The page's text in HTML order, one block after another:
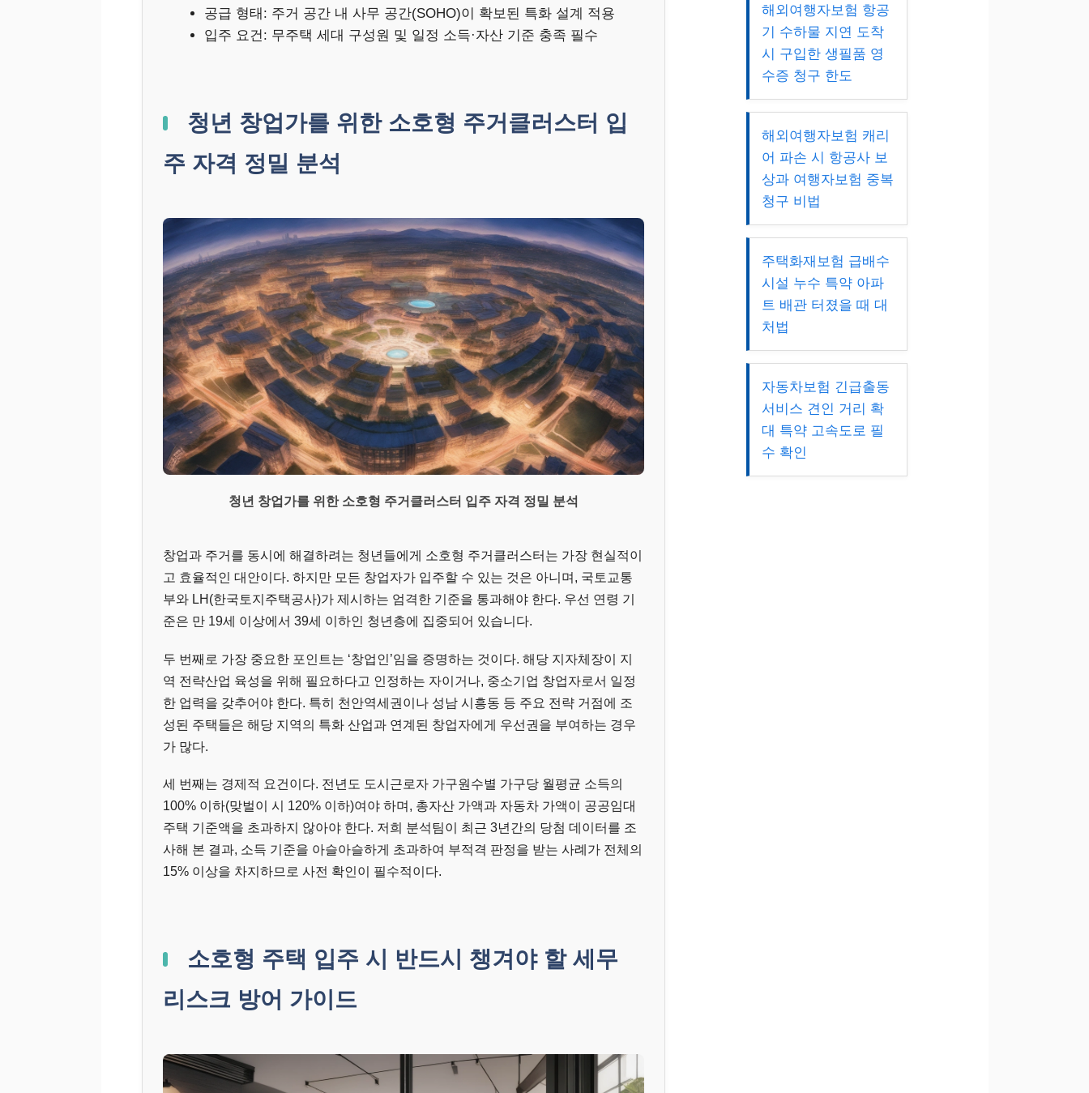
공급 형태: 주거 공간 내 사무 공간(SOHO)이 확보된 특화 설계 적용
입주 요건: 무주택 세대 구성원 및 일정 소득·자산 기준 충족 필수
청년 창업가를 위한 소호형 주거클러스터 입
주 자격 정밀 분석
청년 창업가를 위한 소호형 주거클러스터 입주 자격 정밀 분석
창업과 주거를 동시에 해결하려는 청년들에게 소호형 주거클러스터는 가장 현실적이
고 효율적인 대안이다. 하지만 모든 창업자가 입주할 수 있는 것은 아니며, 국토교통
부와 LH(한국토지주택공사)가 제시하는 엄격한 기준을 통과해야 한다. 우선 연령 기
준은 만 19세 이상에서 39세 이하인 청년층에 집중되어 있습니다.
두 번째로 가장 중요한 포인트는 ‘창업인’임을 증명하는 것이다. 해당 지자체장이 지
역 전략산업 육성을 위해 필요하다고 인정하는 자이거나, 중소기업 창업자로서 일정
한 업력을 갖추어야 한다. 특히 천안역세권이나 성남 시흥동 등 주요 전략 거점에 조
성된 주택들은 해당 지역의 특화 산업과 연계된 창업자에게 우선권을 부여하는 경우
가 많다.
세 번째는 경제적 요건이다. 전년도 도시근로자 가구원수별 가구당 월평균 소득의
100% 이하(맞벌이 시 120% 이하)여야 하며, 총자산 가액과 자동차 가액이 공공임대
주택 기준액을 초과하지 않아야 한다. 저희 분석팀이 최근 3년간의 당첨 데이터를 조
사해 본 결과, 소득 기준을 아슬아슬하게 초과하여 부적격 판정을 받는 사례가 전체의
15% 이상을 차지하므로 사전 확인이 필수적이다.
소호형 주택 입주 시 반드시 챙겨야 할 세무
리스크 방어 가이드
해외여행자보험 항공
기 수하물 지연 도착
시 구입한 생필품 영
수증 청구 한도
해외여행자보험 캐리
어 파손 시 항공사 보
상과 여행자보험 중복
청구 비법
주택화재보험 급배수
시설 누수 특약 아파
트 배관 터졌을 때 대
처법
자동차보험 긴급출동
서비스 견인 거리 확
대 특약 고속도로 필
수 확인